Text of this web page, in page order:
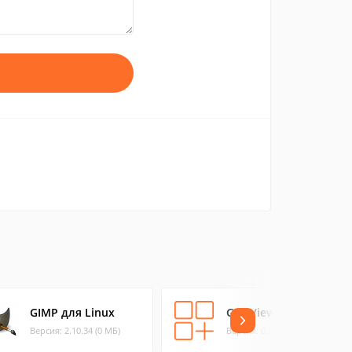
GIMP для Linux
Версия: 2.10.34 (0 МБ)
GPicView
Версия: 0.2.2 (0.45 МБ)